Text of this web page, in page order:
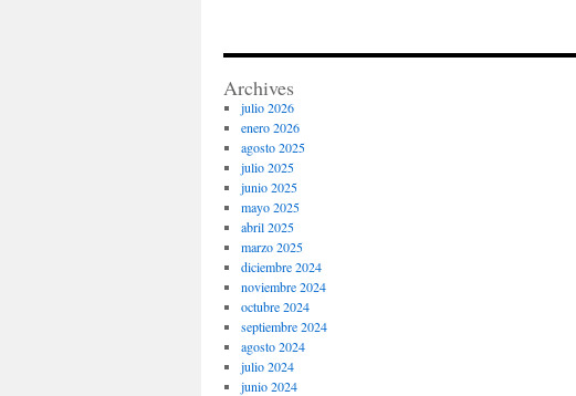
Archives
julio 2026
enero 2026
agosto 2025
julio 2025
junio 2025
mayo 2025
abril 2025
marzo 2025
diciembre 2024
noviembre 2024
octubre 2024
septiembre 2024
agosto 2024
julio 2024
junio 2024